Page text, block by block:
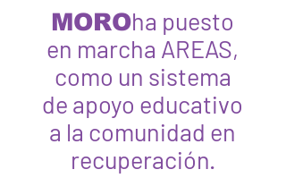
MOROha puesto
en marcha AREAS,
como un sistema
de apoyo educativo
a la comunidad en
recuperación.